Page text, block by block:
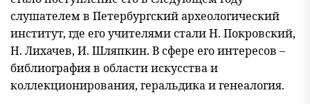
слушателем в Петербургский археологический
институт, где его учителями стали Н. Покровский,
Н. Лихачев, И. Шляпкин. В сфере его интересов –
библиография в области искусства и
коллекционирования, геральдика и генеалогия.